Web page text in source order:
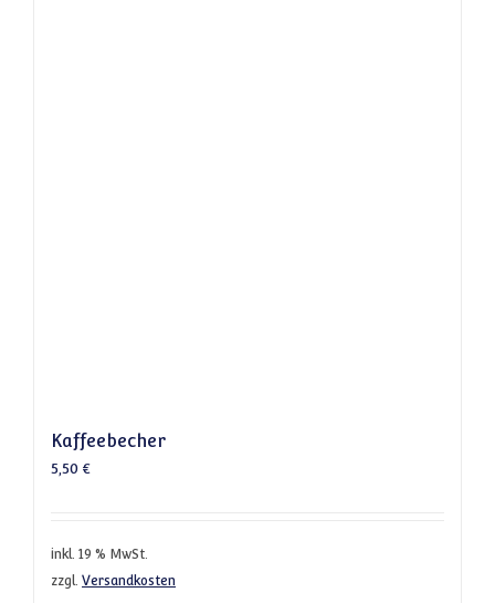
Kaffeebecher
5,50 €
inkl. 19 % MwSt.
zzgl. Versandkosten